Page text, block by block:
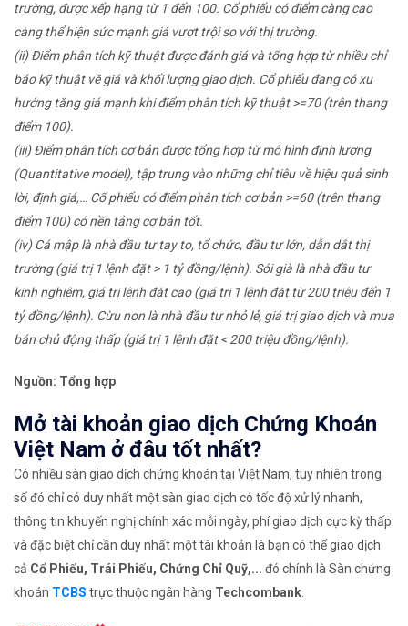
trường, được xếp hạng từ 1 đến 100. Cổ phiếu có điểm càng cao
càng thể hiện sức mạnh giá vượt trội so với thị trường.
(ii) Điểm phân tích kỹ thuật được đánh giá và tổng hợp từ nhiều chỉ
báo kỹ thuật về giá và khối lượng giao dịch. Cổ phiếu đang có xu
hướng tăng giá mạnh khi điểm phân tích kỹ thuật >=70 (trên thang
điểm 100).
(iii) Điểm phân tích cơ bản được tổng hợp từ mô hình định lượng
(Quantitative model), tập trung vào những chỉ tiêu về hiệu quả sinh
lời, định giá,… Cổ phiếu có điểm phân tích cơ bản >=60 (trên thang
điểm 100) có nền tảng cơ bản tốt.
(iv) Cá mập là nhà đầu tư tay to, tổ chức, đầu tư lớn, dẫn dắt thị
trường (giá trị 1 lệnh đặt > 1 tỷ đồng/lệnh). Sói già là nhà đầu tư
kinh nghiệm, giá trị lệnh đặt cao (giá trị 1 lệnh đặt từ 200 triệu đến 1
tỷ đồng/lệnh). Cừu non là nhà đầu tư nhỏ lẻ, giá trị giao dịch và mua
bán chủ động thấp (giá trị 1 lệnh đặt < 200 triệu đồng/lệnh).
Nguồn: Tổng hợp
Mở tài khoản giao dịch Chứng Khoán
Việt Nam ở đâu tốt nhất?
Có nhiều sàn giao dịch chứng khoán tại Việt Nam, tuy nhiên trong
số đó chỉ có duy nhất một sàn giao dịch có tốc độ xử lý nhanh,
thông tin khuyến nghị chính xác mỗi ngày, phí giao dịch cực kỳ thấp
và đặc biệt chỉ cần duy nhất một tài khoản là bạn có thể giao dịch
cả Cổ Phiếu, Trái Phiếu, Chứng Chỉ Quỹ,... đó chính là Sàn chứng
khoán TCBS trực thuộc ngân hàng Techcombank